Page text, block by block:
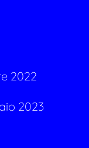
2022
2023